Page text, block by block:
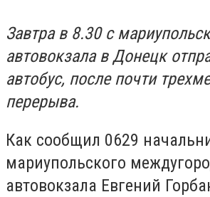
Завтра в 8.30 с
автовокзала в Донецк
автобус, после почти
перерыва.
Как сообщил 0629
мариупольского
автовокзала Евгений